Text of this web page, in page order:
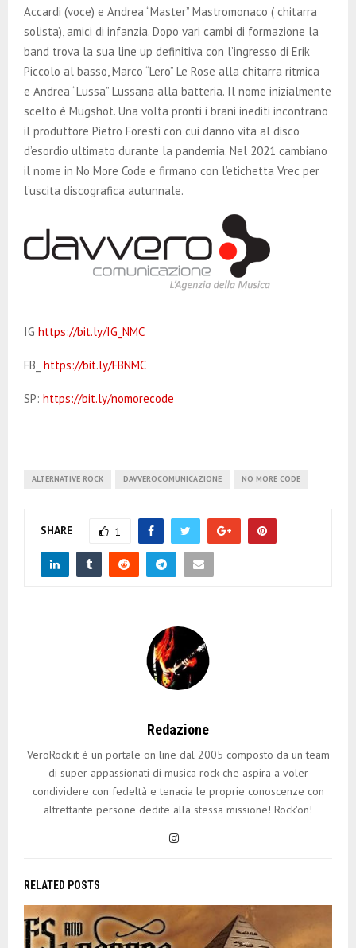
Accardi (voce) e Andrea “Master” Mastromonaco ( chitarra
solista), amici di infanzia. Dopo vari cambi di formazione la
band trova la sua line up definitiva con l’ingresso di Erik
Piccolo al basso, Marco “Lero” Le Rose alla chitarra ritmica
e Andrea “Lussa” Lussana alla batteria. Il nome inizialmente
scelto è Mugshot. Una volta pronti i brani inediti incontrano
il produttore Pietro Foresti con cui danno vita al disco
d’esordio ultimato durante la pandemia. Nel 2021 cambiano
il nome in No More Code e firmano con l’etichetta Vrec per
l’uscita discografica autunnale.
IG https://bit.ly/IG_NMC
FB_ https://bit.ly/FBNMC
SP: https://bit.ly/nomorecode
ALTERNATIVE ROCK DAVVEROCOMUNICAZIONE NO MORE CODE
SHARE 1
Redazione
VeroRock.it è un portale on line dal 2005 composto da un team
di super appassionati di musica rock che aspira a voler
condividere con fedeltà e tenacia le proprie conoscenze con
altrettante persone dedite alla stessa missione! Rock'on!
RELATED POSTS